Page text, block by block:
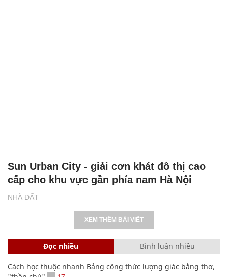
NHÀ ĐẤT
Sun Urban City - giải cơn khát đô thị cao
cấp cho khu vực gần phía nam Hà Nội
XEM THÊM BÀI VIẾT
Đọc nhiều Bình luận nhiều
Cách học thuộc nhanh Bảng công thức lượng giác bằng thơ,